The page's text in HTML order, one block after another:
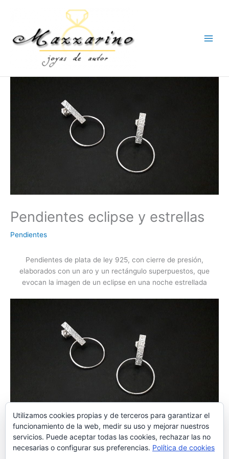
Pendientes eclipse y estrellas
Pendientes
Pendientes de plata de ley 925, con cierre de presión,
elaborados con un aro y un rectángulo superpuestos, que
evocan la imagen de un eclipse en una noche estrellada
Disponible en el Centro de artesanía de Cartagena
Utilizamos cookies propias y de terceros para garantizar el
funcionamiento de la web, medir su uso y mejorar nuestros
servicios. Puede aceptar todas las cookies, rechazar las no
necesarias o configurar sus preferencias. Política de cookies